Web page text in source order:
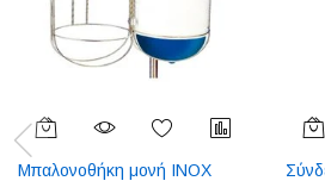
Μπαλονοθήκη μονή INOX